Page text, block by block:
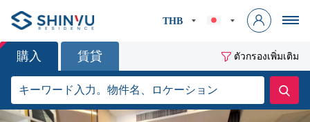
THB
購入 賃貸 ตัวกรองเพิ่มเติม